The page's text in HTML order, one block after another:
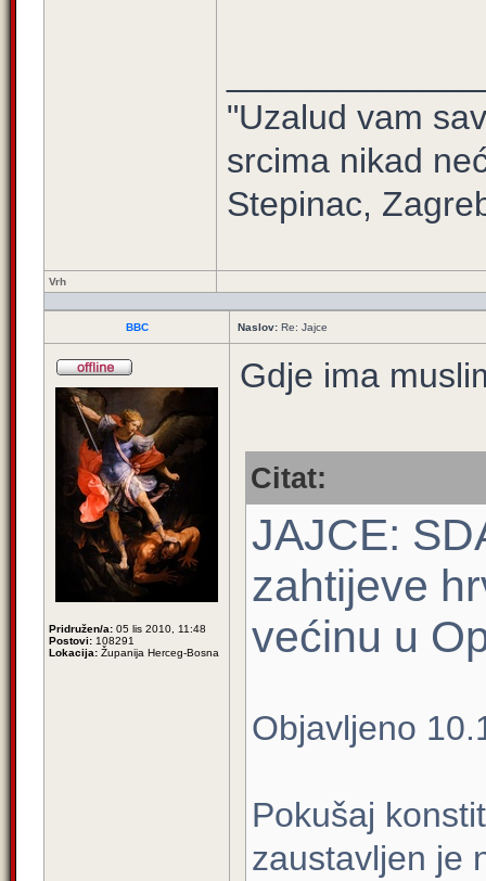
"Uzalud vam
srcima nikad
Stepinac,
Vrh
BBC Naslov: Re: Jajce
Pridružen/a: 05 lis 2010, 11:48
Postovi: 108291
Lokacija: Županija Herceg-Bosna
Gdje ima
Citat:
JAJCE:
zahtijeve
većinu u
Objavljeno
Pokušaj
zaustavljen je